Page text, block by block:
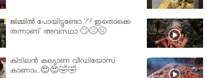
ജിമ്മിൽ പോയിട്ടുണ്ടോ ?? ഇതൊക്കെ
തന്നാണ് അവസ്ഥാ 🙄😣😣
കിടിലൻ കല്യാണ വീഡിയോസ്
കാണാം..😍😍🤣🤣